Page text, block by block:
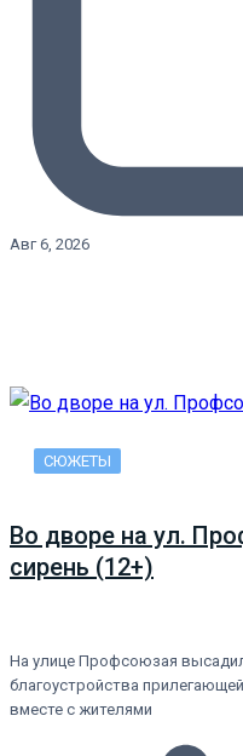
Авг 6, 2026
СЮЖЕТЫ
Во дворе на ул.
сирень (12+)
На улице Профсоюзая
благоустройства
вместе с жителями